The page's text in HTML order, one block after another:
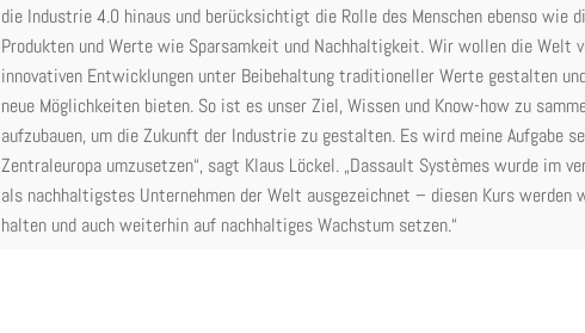
die Industrie 4.0 hinaus und berücksichtigt die Rolle des Menschen ebenso wie
Produkten und Werte wie Sparsamkeit und Nachhaltigkeit. Wir wollen die Welt
innovativen Entwicklungen unter Beibehaltung traditioneller Werte gestalten
neue Möglichkeiten bieten. So ist es unser Ziel, Wissen und Know-how zu
aufzubauen, um die Zukunft der Industrie zu gestalten. Es wird meine Aufgabe
Zentraleuropa umzusetzen“, sagt Klaus Löckel. „Dassault Systèmes wurde im
als nachhaltigstes Unternehmen der Welt ausgezeichnet – diesen Kurs werden
halten und auch weiterhin auf nachhaltiges Wachstum setzen.“